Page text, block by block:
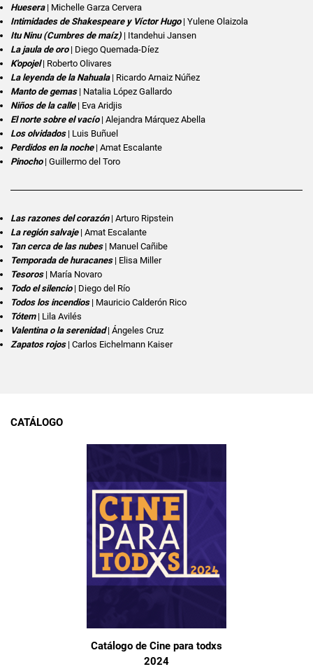
Huesera| Michelle Garza Cervera
Intimidades de Shakespeare y Víctor Hugo| Yulene Olaizola
Itu Ninu (Cumbres de maíz) | Itandehui Jansen
La jaula de oro| Diego Quemada-Díez
K'opojel| Roberto Olivares
La leyenda de la Nahuala | Ricardo Arnaiz Núñez
Manto de gemas| Natalia López Gallardo
Niños de la calle| Eva Aridjis
El norte sobre el vacío| Alejandra Márquez Abella
Los olvidados| Luis Buñuel
Perdidos en la noche| Amat Escalante
Pinocho| Guillermo del Toro
Las razones del corazón| Arturo Ripstein
La región salvaje | Amat Escalante
Tan cerca de las nubes| Manuel Cañibe
Temporada de huracanes| Elisa Miller
Tesoros| María Novaro
Todo el silencio | Diego del Río
Todos los incendios | Mauricio Calderón Rico
Tótem| Lila Avilés
Valentina o la serenidad| Ángeles Cruz
Zapatos rojos| Carlos Eichelmann Kaiser
CATÁLOGO
Catálogo de Cine para todxs
2024